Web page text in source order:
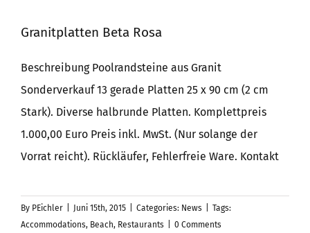
FAQs
Granitplatten Beta Rosa
Beschreibung Poolrandsteine aus Granit
Sonderverkauf 13 gerade Platten 25 x 90 cm (2 cm
Stark). Diverse halbrunde Platten. Komplettpreis
1.000,00 Euro Preis inkl. MwSt. (Nur solange der
Vorrat reicht). Rückläufer, Fehlerfreie Ware. Kontakt
By PEichler Juni 15th, 2015 Categories: News
Tags:
Accommodations, Beach, Restaurants
0 Comments